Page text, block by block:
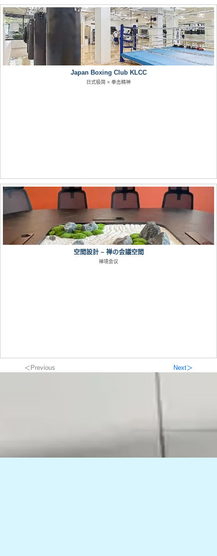
Japan Boxing Club KLCC
日式极简 × 拳击精神
空間設計 – 禅の会議空間
禅境会议
＜Previous Next＞